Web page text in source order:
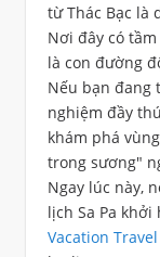
từ Thác Bạc là
Nơi đây có
là con đường
Nếu bạn đang
nghiệm đầy
khám phá
trong sương"
Ngay lúc này,
lịch Sa Pa
Vacation Travel